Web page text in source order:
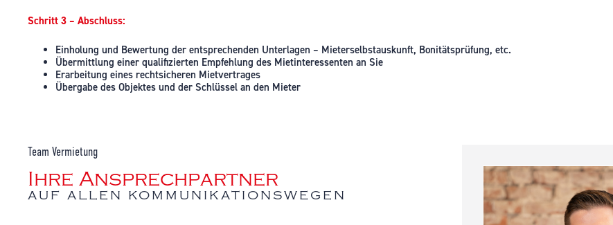
Schritt 3 – Abschluss:
Einholung und Bewertung der entsprechenden Unterlagen – Mieterselbstauskunft, Bonitätsprüfung, etc.
Übermittlung einer qualifizierten Empfehlung des Mietinteressenten an Sie
Erarbeitung eines rechtsicheren Mietvertrages
Übergabe des Objektes und der Schlüssel an den Mieter
Team Vermietung
Ihre Ansprechpartner
AUF ALLEN KOMMUNIKATIONSWEGEN